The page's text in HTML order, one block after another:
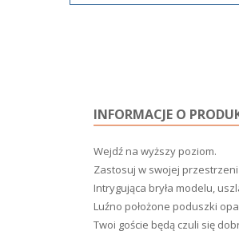
INFORMACJE O
Wejdź na wyższy poziom.
Zastosuj w swojej
Intrygująca bryła modelu,
Luźno położone poduszki
Twoi goście będą czuli się